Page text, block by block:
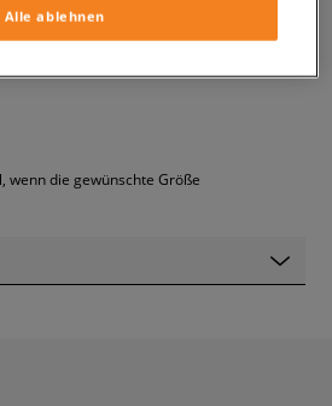
wenn die gewünschte Größe
Alle ablehnen